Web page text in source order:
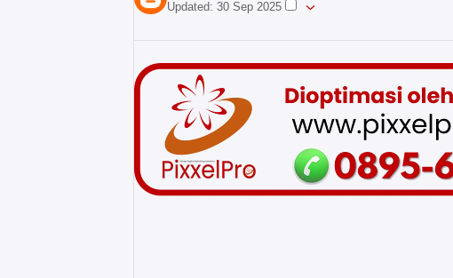
Updated: 30 Sep 2025